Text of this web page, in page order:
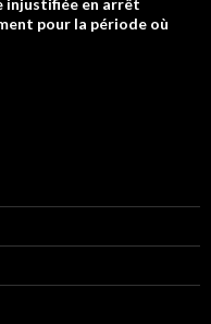
injustifiée en arrêt
pour la période où